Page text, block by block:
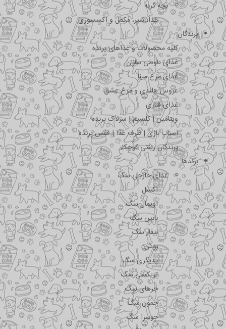
بچه گربه
غذا، شیر، مکمل و اکسسوری
پرندگان
کلیه محصولات و غذاهای پرنده
غذای طوطی سانان
غذای مرغ مینا
عروس هلندی و مرغ عشق
غذای قناری
ویتامین | کلسیم | سرلاک پرنده
اسباب بازی | ظرف غذا | قفس پرنده
پرندگان زینتی کوچک
برندها
غذای خارجی سگ
اکسل
اویمال سگ
بابین سگ
بیفار سگ
بوش
پدیگری سگ
تریکسی سگ
جرهای سگ
جمون سگ
جوسرا سگ